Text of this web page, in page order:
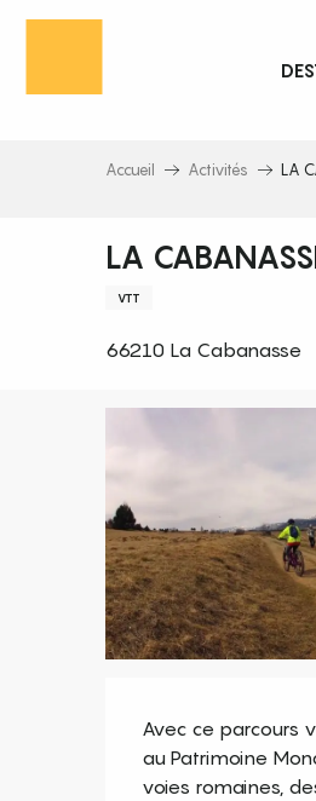
Aller
principal
Accueil Activités LA
LA
VTT
66210 La Cabanasse
Avec ce parcours
au Patrimoine
voies romaines,